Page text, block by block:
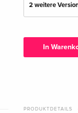
2 weitere
Deutsch
Italienisch
In
PRODUKTDETAILS